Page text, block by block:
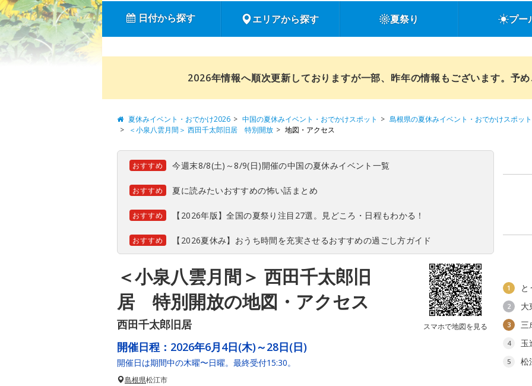
日付から探す エリアから探す 夏祭り プー
2026年情報へ順次更新しておりますが一部、昨年の情報もございます。予
夏休みイベント・おでかけ2026 中国の夏休みイベント・おでかけスポット
島根県の夏休みイベント・おでかけスポット
＜小泉八雲月間＞ 西田千太郎旧居 特別開放
地図・アクセス
おすすめ 今週末8/8(土)～8/9(日)開催の中国の夏休みイベント一覧
おすすめ 夏に読みたいおすすめの怖い話まとめ
おすすめ 【2026年版】全国の夏祭り注目27選。見どころ・日程もわかる！
おすすめ 【2026夏休み】おうち時間を充実させるおすすめの過ごし方ガイド
＜小泉八雲月間＞ 西田千太郎旧
居 特別開放の地図・アクセス
西田千太郎旧居 スマホで地図を見る
開催日程： 2026年6月4日(木)～28日(日)
開催日は期間中の木曜〜日曜。最終受付15:30。
島根県松江市
1 と
2 大
3 三
4 玉
5 松